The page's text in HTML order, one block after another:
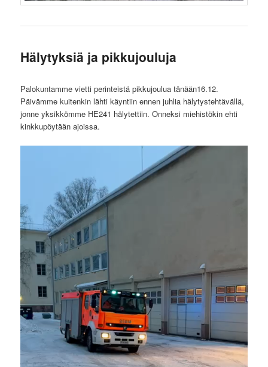
Hälytyksiä ja pikkujouluja
Palokuntamme vietti perinteistä pikkujoulua tänään16.12.
Päivämme kuitenkin lähti käyntiin ennen juhlia hälytystehtävällä,
jonne yksikkömme HE241 hälytettiin. Onneksi miehistökin ehti
kinkkupöytään ajoissa.